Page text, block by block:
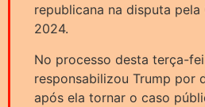
republicana na disputa pela
2024.
No processo desta terça-
responsabilizou Trump por
após ela tornar o caso